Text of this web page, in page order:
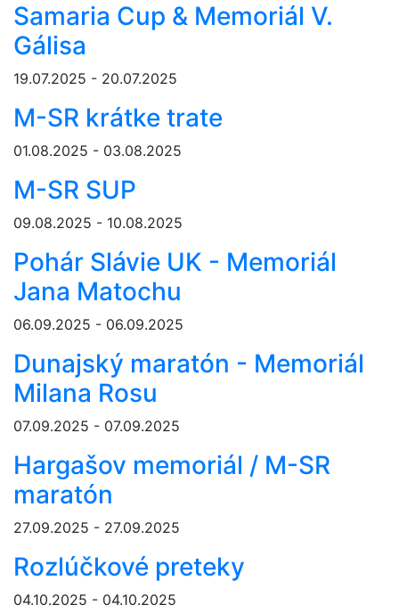
Samaria Cup & Memoriál V.
Gálisa
19.07.2025 - 20.07.2025
M-SR krátke trate
01.08.2025 - 03.08.2025
M-SR SUP
09.08.2025 - 10.08.2025
Pohár Slávie UK - Memoriál
Jana Matochu
06.09.2025 - 06.09.2025
Dunajský maratón - Memoriál
Milana Rosu
07.09.2025 - 07.09.2025
Hargašov memoriál / M-SR
maratón
27.09.2025 - 27.09.2025
Rozlúčkové preteky
04.10.2025 - 04.10.2025